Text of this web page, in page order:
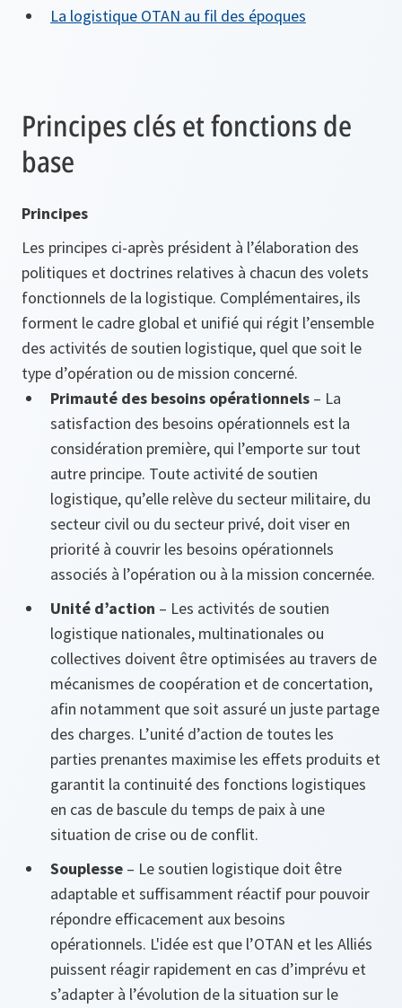
La logistique OTAN au fil des époques
Principes clés et fonctions de
base
Principes
Les principes ci-après président à l’élaboration des
politiques et doctrines relatives à chacun des volets
fonctionnels de la logistique. Complémentaires, ils
forment le cadre global et unifié qui régit l’ensemble
des activités de soutien logistique, quel que soit le
type d’opération ou de mission concerné.
Primauté des besoins opérationnels – La
satisfaction des besoins opérationnels est la
considération première, qui l’emporte sur tout
autre principe. Toute activité de soutien
logistique, qu’elle relève du secteur militaire, du
secteur civil ou du secteur privé, doit viser en
priorité à couvrir les besoins opérationnels
associés à l’opération ou à la mission concernée.
Unité d’action – Les activités de soutien
logistique nationales, multinationales ou
collectives doivent être optimisées au travers de
mécanismes de coopération et de concertation,
afin notamment que soit assuré un juste partage
des charges. L’unité d’action de toutes les
parties prenantes maximise les effets produits et
garantit la continuité des fonctions logistiques
en cas de bascule du temps de paix à une
situation de crise ou de conflit.
Souplesse – Le soutien logistique doit être
adaptable et suffisamment réactif pour pouvoir
répondre efficacement aux besoins
opérationnels. L'idée est que l’OTAN et les Alliés
puissent réagir rapidement en cas d’imprévu et
s’adapter à l’évolution de la situation sur le